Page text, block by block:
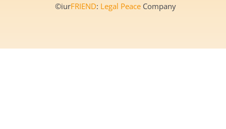
©iurFRIEND: Legal Peace Company